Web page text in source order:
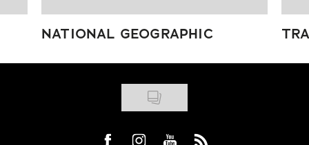
NATIONAL GEOGRAPHIC
Visit us on Facebook
Visit us on Instagram
Visit us on Youtube
Visit us on Rss